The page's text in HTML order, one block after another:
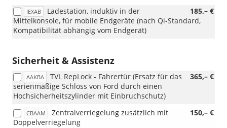
IEXAB 185,– €
Ladestation, induktiv in der
Mittelkonsole, für mobile Endgeräte (nach Qi-Standard,
Kompatibilität abhängig vom Endgerät)
Sicherheit & Assistenz
AAKBA 365,– €
TVL RepLock - Fahrertür (Ersatz für das
serienmäßige Schloss von Ford durch einen
Hochsicherheitszylinder mit Einbruchschutz)
CBAAM 150,– €
Zentralverriegelung zusätzlich mit
Doppelverriegelung